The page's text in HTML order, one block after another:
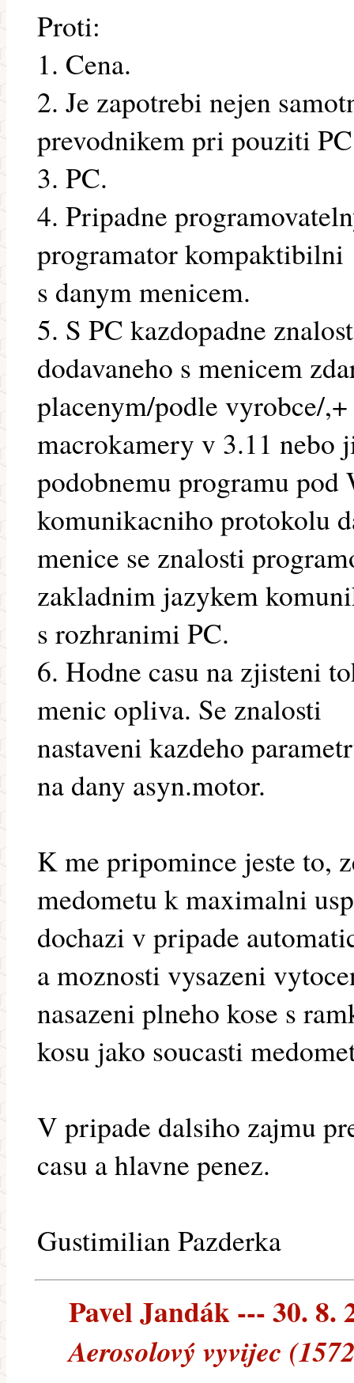
Proti:
1. Cena.
2. Je zapotrebi nejen
prevodnikem pri pouziti
3. PC.
4. Pripadne
programator kompaktibilni
s danym menicem.
5. S PC kazdopadne
dodavaneho s menicem
placenym/podle vyrobce/
macrokamery v 3.11 nebo
podobnemu programu pod
komunikacniho protokolu
menice se znalosti
zakladnim jazykem
s rozhranimi PC.
6. Hodne casu na zjisteni
menic opliva. Se znalosti
nastaveni kazdeho
na dany asyn.motor.
K me pripomince jeste to,
medometu k maximalni
dochazi v pripade
a moznosti vysazeni
nasazeni plneho kose s
kosu jako soucasti
V pripade dalsiho zajmu
casu a hlavne penez.
Gustimilian Pazderka
Pavel Jandák --- 30. 8.
Aerosolový vyvijec